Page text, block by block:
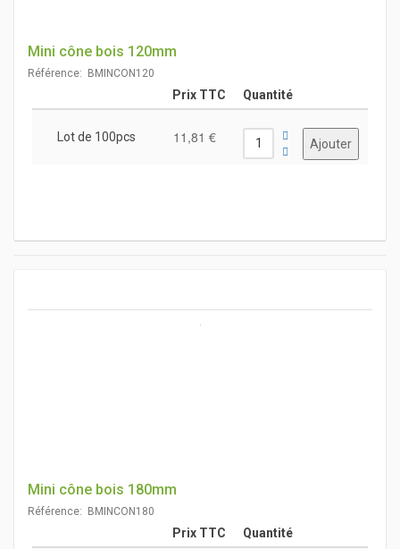
Mini cône bois 120mm
Référence: BMINCON120
Prix TTC Quantité
Lot de 100pcs 11,81 €
Mini cône bois 180mm
Référence: BMINCON180
Prix TTC Quantité